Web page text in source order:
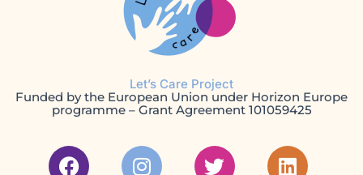
Let’s Care Project
Funded by the European Union under Horizon Europe
programme – Grant Agreement 101059425
F
I
T
L